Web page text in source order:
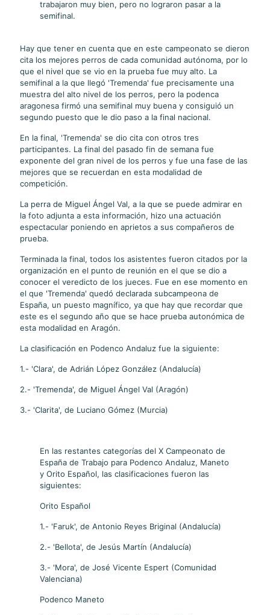
trabajaron muy bien, pero no lograron pasar a la
semifinal.
Hay que tener en cuenta que en este campeonato se dieron
cita los mejores perros de cada comunidad autónoma, por lo
que el nivel que se vio en la prueba fue muy alto. La
semifinal a la que llegó 'Tremenda' fue precisamente una
muestra del alto nivel de los perros, pero la podenca
aragonesa firmó una semifinal muy buena y consiguió un
segundo puesto que le dio paso a la final nacional.
En la final, 'Tremenda' se dio cita con otros tres
participantes. La final del pasado fin de semana fue
exponente del gran nivel de los perros y fue una fase de las
mejores que se recuerdan en esta modalidad de
competición.
La perra de Miguel Ángel Val, a la que se puede admirar en
la foto adjunta a esta información, hizo una actuación
espectacular poniendo en aprietos a sus compañeros de
prueba.
Terminada la final, todos los asistentes fueron citados por la
organización en el punto de reunión en el que se dio a
conocer el veredicto de los jueces. Fue en ese momento en
el que 'Tremenda' quedó declarada subcampeona de
España, un puesto magnífico, ya que hay que recordar que
este es el segundo año que se hace prueba autonómica de
esta modalidad en Aragón.
La clasificación en Podenco Andaluz fue la siguiente:
1.- 'Clara', de Adrián López González (Andalucía)
2.- 'Tremenda', de Miguel Ángel Val (Aragón)
3.- 'Clarita', de Luciano Gómez (Murcia)
En las restantes categorías del X Campeonato de
España de Trabajo para Podenco Andaluz, Maneto
y Orito Español, las clasificaciones fueron las
siguientes:
Orito Español
1.- 'Faruk', de Antonio Reyes Briginal (Andalucía)
2.- 'Bellota', de Jesús Martín (Andalucía)
3.- 'Mora', de José Vicente Espert (Comunidad
Valenciana)
Podenco Maneto